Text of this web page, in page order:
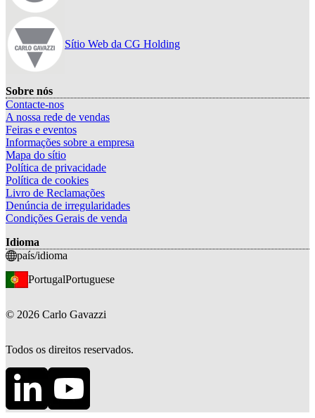
Sítio Web da CG Holding
Sobre nós
Contacte-nos
A nossa rede de vendas
Feiras e eventos
Informações sobre a empresa
Mapa do sítio
Política de privacidade
Política de cookies
Livro de Reclamações
Denúncia de irregularidades
Condições Gerais de venda
Idioma
país/idioma
PortugalPortuguese
© 2026 Carlo Gavazzi
Todos os direitos reservados.